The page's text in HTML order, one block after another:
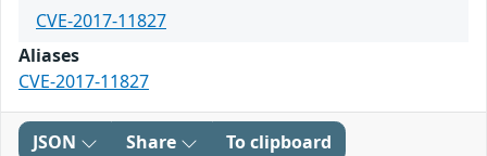
CVE-2017-11827
Aliases
CVE-2017-11827
JSON Share To clipboard